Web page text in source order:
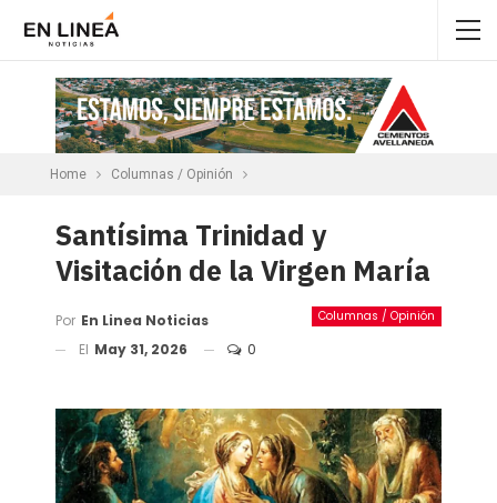
Home Columnas / Opinión
Santísima Trinidad y
Visitación de la Virgen María
Columnas / Opinión
Por En Linea Noticias
El May 31, 2026 0